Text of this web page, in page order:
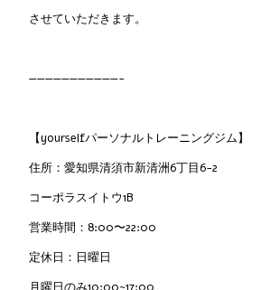
させていただきます。
———————————-
【yourselfパーソナルトレーニングジム】
住所：愛知県清須市新清洲6丁目6-2
コーポラスイトウ1B
営業時間：8:00〜22:00
定休日：日曜日